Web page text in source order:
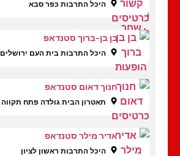
היכל התרבות כפר סבא
בן בן-ברוך סטנדאפ
היכל התרבות בית העם ירושלים
חנוך דאום סטנדאפ
תאטרון הבית גולדה פתח תקווה
אדיר מילר סטנדאפ
היכל התרבות ראשון לציון